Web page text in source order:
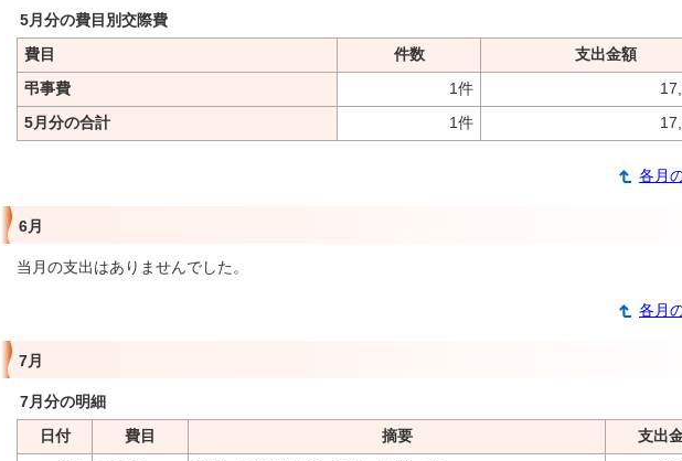
5月分の費目別交際費
費目 件数 支出金額
弔事費 1件
5月分の合計 1件
各月
6月
当月の支出はありませんでした。
各月
7月
7月分の明細
日付 費目 摘要 支出